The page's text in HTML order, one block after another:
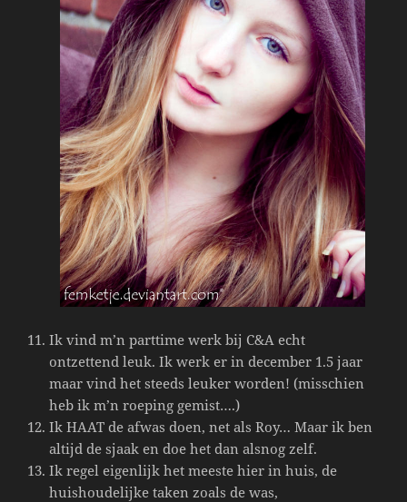
Ik vind m’n parttime werk bij C&A echt
ontzettend leuk. Ik werk er in december 1.5 jaar
maar vind het steeds leuker worden! (misschien
heb ik m’n roeping gemist….)
Ik HAAT de afwas doen, net als Roy… Maar ik ben
altijd de sjaak en doe het dan alsnog zelf.
Ik regel eigenlijk het meeste hier in huis, de
huishoudelijke taken zoals de was,